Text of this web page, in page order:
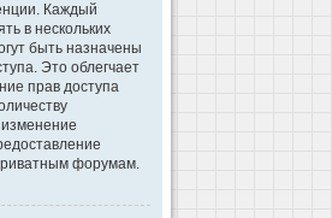
Каждый
в нескольких
быть назначены
Это облегчает
прав доступа
форумам.